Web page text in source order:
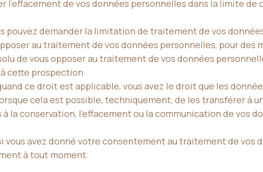
l’effacement de vos données personnelles dans la limite de
pouvez demander la limitation de traitement de vos
au traitement de vos données personnelles, pour
de vous opposer au traitement de vos données
cette prospection.
ce droit est applicable, vous avez le droit que les
cela est possible, techniquement, de les transférer à
la conservation, l’effacement ou la communication de vos
avez donné votre consentement au traitement de vos
à tout moment.